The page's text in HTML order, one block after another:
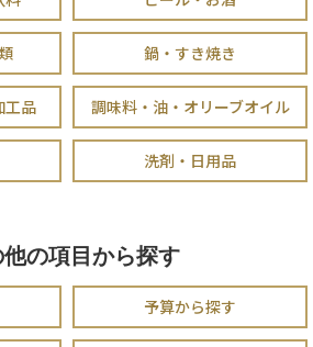
鍋・すき焼き
工品 調味料・油・オリーブオイル
洗剤・日用品
他の項目から探す
予算から探す